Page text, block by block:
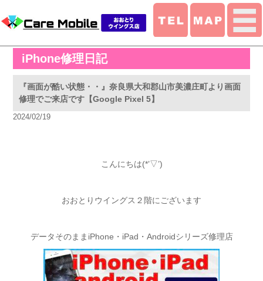
iPhone修理日記
『画面が酷い状態・・』奈良県大和郡山市美濃庄町より画面
修理でご来店です【Google Pixel 5】
2024/02/19
こんにちは(*’▽’)
おおとりウイングス２階にございます
データそのままiPhone・iPad・Androidシリーズ修理店